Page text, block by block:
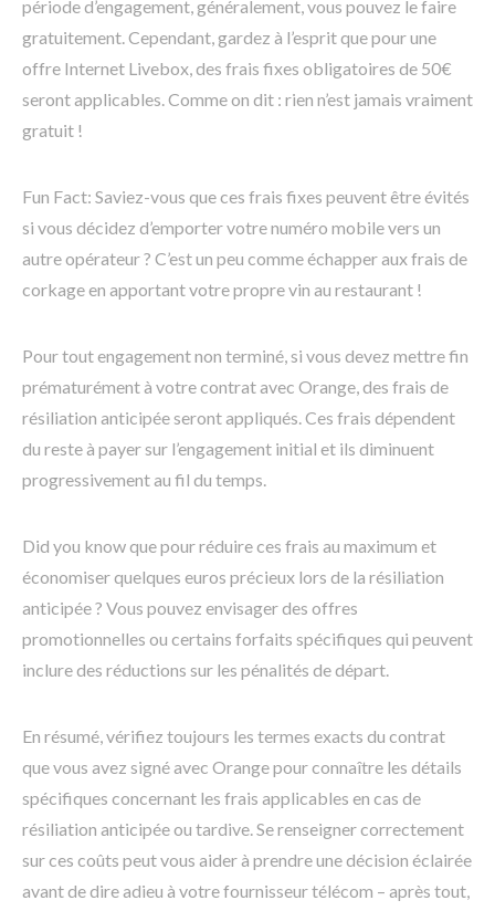
période d’engagement, généralement, vous pouvez le faire
gratuitement. Cependant, gardez à l’esprit que pour une
offre Internet Livebox, des frais fixes obligatoires de 50€
seront applicables. Comme on dit : rien n’est jamais vraiment
gratuit !
Fun Fact: Saviez-vous que ces frais fixes peuvent être évités
si vous décidez d’emporter votre numéro mobile vers un
autre opérateur ? C’est un peu comme échapper aux frais de
corkage en apportant votre propre vin au restaurant !
Pour tout engagement non terminé, si vous devez mettre fin
prématurément à votre contrat avec Orange, des frais de
résiliation anticipée seront appliqués. Ces frais dépendent
du reste à payer sur l’engagement initial et ils diminuent
progressivement au fil du temps.
Did you know que pour réduire ces frais au maximum et
économiser quelques euros précieux lors de la résiliation
anticipée ? Vous pouvez envisager des offres
promotionnelles ou certains forfaits spécifiques qui peuvent
inclure des réductions sur les pénalités de départ.
En résumé, vérifiez toujours les termes exacts du contrat
que vous avez signé avec Orange pour connaître les détails
spécifiques concernant les frais applicables en cas de
résiliation anticipée ou tardive. Se renseigner correctement
sur ces coûts peut vous aider à prendre une décision éclairée
avant de dire adieu à votre fournisseur télécom – après tout,